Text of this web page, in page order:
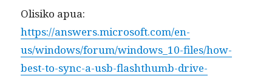
Olisiko apua:
https://answers.microsoft.com/en-
us/windows/forum/windows_10-files/how-
best-to-sync-a-usb-flashthumb-drive-